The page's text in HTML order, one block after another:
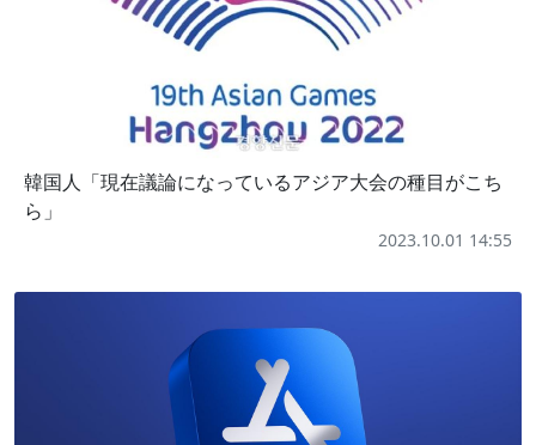
韓国人「現在議論になっているアジア大会の種目がこち
ら」
2023.10.01 14:55